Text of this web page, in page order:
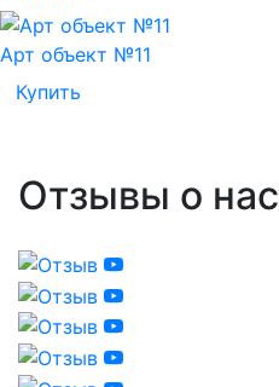
Арт объект №11
Купить
Отзывы о нас